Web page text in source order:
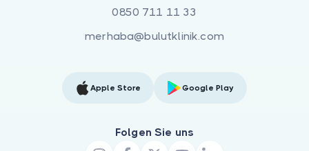
0850 711 11 33
merhaba@bulutklinik.com
Apple Store Google Play
Folgen Sie uns